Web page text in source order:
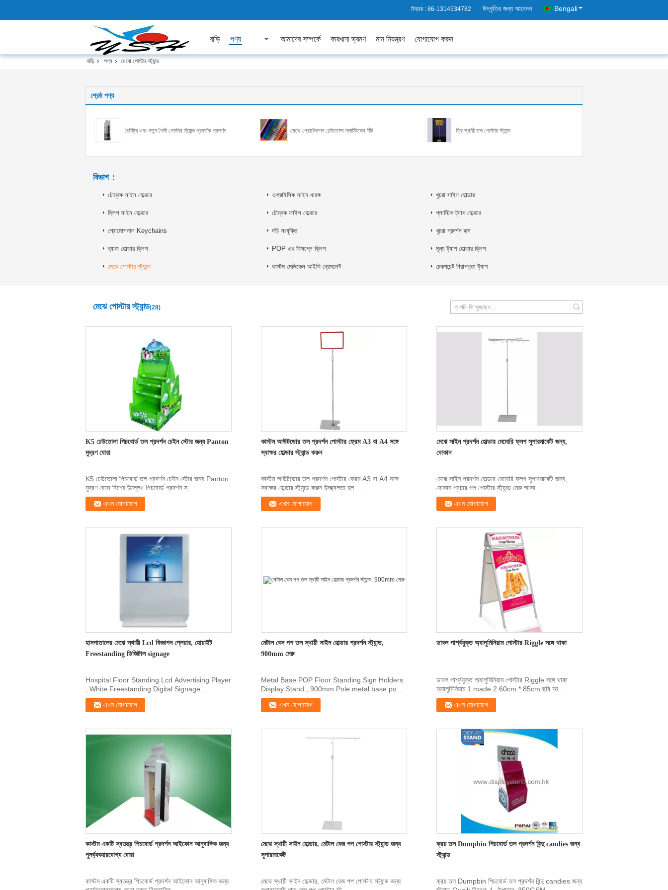
বিক্রয় : 86-1314534782 উদ্ধৃতির জন্য আবেদন Bengali
বাড়ি পণ্য আমাদের সম্পর্কে কারখানা ভ্রমণ মান নিয়ন্ত্রণ যোগাযোগ করুন
বাড়ি পণ্য মেঝে পোস্টার স্ট্যান্ড
শ্রেষ্ঠ পণ্য
বৈশিষ্ট্য এবং নতুন শৈলী পোস্টার স্ট্যান্ড প্রবর্তক প্রদর্শন মেঝে প্রোটেকশন ঢেউতোলা প্লাস্টিকের শীট ফ্রি স্থায়ী তল পোস্টার স্ট্যান্ড
বিভাগ：
চৌম্বক সাইন হোল্ডার এক্রাইলিক সাইন ধারক খুচরা সাইন হোল্ডার
ক্লিপ সাইন হোল্ডার চৌম্বক ফাইল হোল্ডার প্লাস্টিক ট্যাগ হোল্ডার
প্রোমোশনাল Keychains দড়ি সংযুক্তি খুচরা প্রদর্শন হুক্স
ব্যাজ হোল্ডার ক্লিপ POP এর ডিসপ্লে ক্লিপ মূল্য ট্যাগ হোল্ডার ক্লিপ
মেঝে পোস্টার স্ট্যান্ড কাস্টম মেডিকেল আইডি ব্রেসলেট চেকপয়েন্ট নিরাপত্তা ট্যাগ
মেঝে পোস্টার স্ট্যান্ড(28) search
K5 ঢেউতোলা পিচবোর্ড তল প্রদর্শন চেইন স্টোর জন্য Panton
মুদ্রণ ঘোরা
K5 ঢেউতোলা পিচবোর্ড তল প্রদর্শন চেইন স্টোর জন্য Panton
মুদ্রণ ঘোরা বিশেষ উল্লেখ পিচবোর্ড প্রদর্শন স্...
এখন যোগাযোগ
কাস্টম আউটডোর তল প্রদর্শন পোস্টার ফ্রেম A3 বা A4 সঙ্গে
স্বাক্ষর হোল্ডার স্ট্যান্ড করুন
কাস্টম আউটডোর তল প্রদর্শন পোস্টার ফ্রেম A3 বা A4 সঙ্গে
স্বাক্ষর হোল্ডার স্ট্যান্ড করুন উজ্জ্বলতা হল ...
এখন যোগাযোগ
মেঝে সাইন প্রদর্শন হোল্ডার মেমোরি ফ্লপ সুপারমার্কেট জন্য,
দোকান
মেঝে সাইন প্রদর্শন হোল্ডার মেমোরি ফ্লপ সুপারমার্কেট জন্য,
দোকান প্রচার পপ পোস্টার স্ট্যান্ড মেরু আকা...
এখন যোগাযোগ
হাসপাতালের মেঝে স্থায়ী Lcd বিজ্ঞাপন প্লেয়ার, হোয়াইট
Freestanding ডিজিটাল signage
Hospital Floor Standing Lcd Advertising Player
, White Freestanding Digital Signage
Description: ...
এখন যোগাযোগ
মেটাল বেস পপ তল স্থায়ী সাইন হোল্ডার প্রদর্শন স্ট্যান্ড,
900mm মেরু
Metal Base POP Floor Standing Sign Holders
Display Stand , 900mm Pole metal base pop
poster stand ...
এখন যোগাযোগ
ডাবল পার্শ্বযুক্ত অ্যালুমিনিয়াম পোস্টার Riggle সঙ্গে থাকা
ডাবল পার্শ্বযুক্ত অ্যালুমিনিয়াম পোস্টার Riggle সঙ্গে থাকা
অ্যালুমিনিয়াম 1.made 2.60cm * 85cm ছবি আ...
এখন যোগাযোগ
কাস্টম একটি স্বতন্ত্র পিচবোর্ড প্রদর্শন আইফোন আনুষাঙ্গিক জন্য
পুনর্ব্যবহারযোগ্য ঘোরা
কাস্টম একটি স্বতন্ত্র পিচবোর্ড প্রদর্শন আইফোন আনুষাঙ্গিক জন্য
মেঝে স্থায়ী সাইন হোল্ডার, মেটাল বেজ পপ পোস্টার স্ট্যান্ড জন্য
সুপারমার্কেট
মেঝে স্থায়ী সাইন হোল্ডার, মেটাল বেজ পপ পোস্টার স্ট্যান্ড জন্য
ক্রয় তল Dumpbin পিচবোর্ড তল প্রদর্শন বিন্দু candies জন্য
স্ট্যান্ড
ক্রয় তল Dumpbin পিচবোর্ড তল প্রদর্শন বিন্দু candies জন্য